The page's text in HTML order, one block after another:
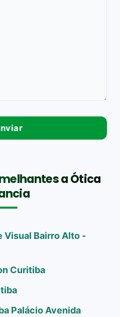
a Ótica
Visual Bairro Alto -
Curitiba
Palácio Avenida